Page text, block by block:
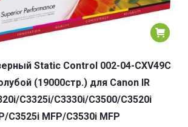
Static Control 002-04-CXV49C
(19000стр.) для Canon IR
C3325i/C3330i/C3500/C3520i
C3525i MFP/C3530i MFP